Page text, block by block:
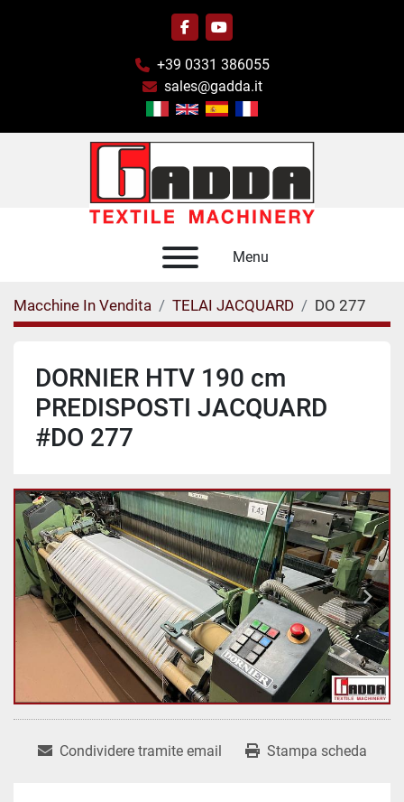
facebookyoutube
+39 0331 386055
sales@gadda.it
Menu
Macchine In Vendita TELAI JACQUARD DO 277
DORNIER HTV 190 cm
PREDISPOSTI JACQUARD
#DO 277
Condividere tramite email Stampa scheda